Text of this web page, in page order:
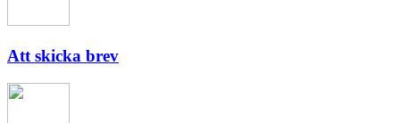
Att skicka brev